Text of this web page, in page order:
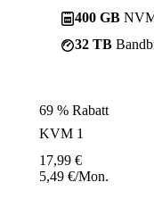
400 GB
32 TB
69 % Rabatt
KVM 1
17,99 €
5,49 €/Mon.